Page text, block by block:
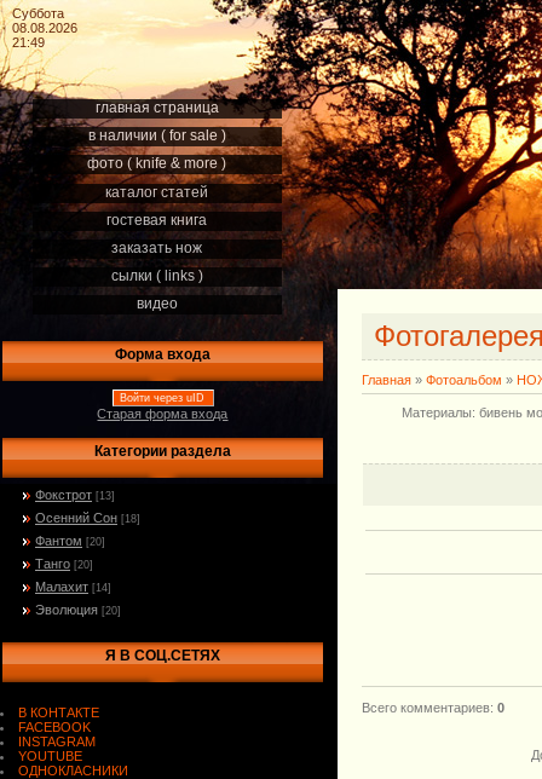
Суббота
08.08.2026
21:49
главная страница
в наличии ( for sale )
фото ( knife & more )
каталог статей
гостевая книга
заказать нож
сылки ( links )
видео
Форма входа
Войти через uID
Старая форма входа
Категории раздела
Фокстрот [13]
Осенний Сон [18]
Фантом [20]
Танго [20]
Малахит [14]
Эволюция [20]
Я В СОЦ.СЕТЯХ
В КОНТАКТЕ
FACEBOOK
INSTAGRAM
YOUTUBE
ОДНОКЛАСНИКИ
Главная » Фотоальбом »
Материалы: бивень
Всего комментариев: 0